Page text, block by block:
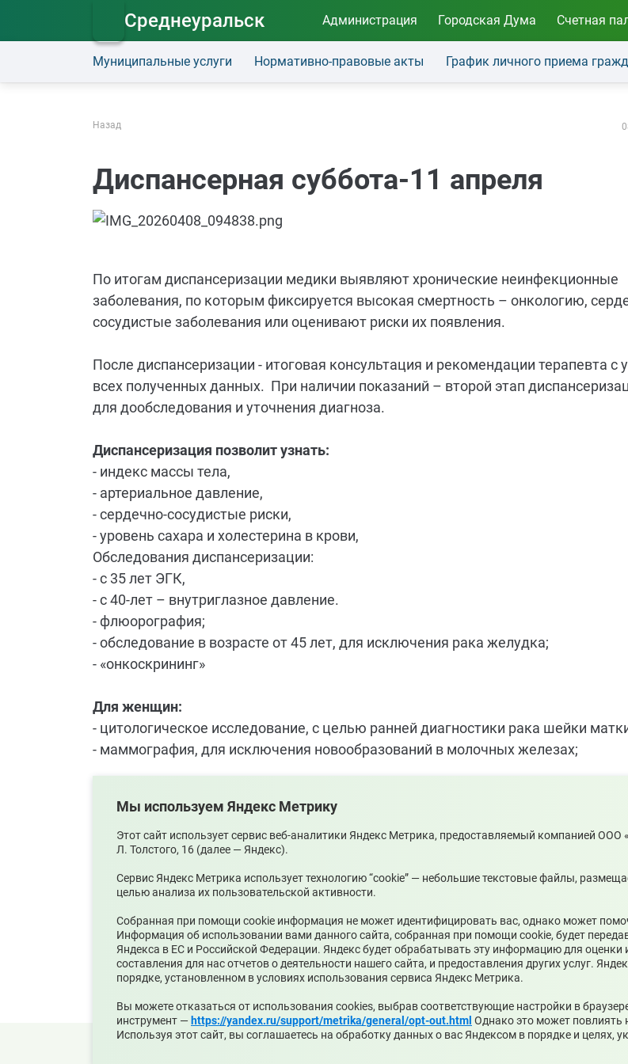
Среднеуральск Администрация Городская Дума Счетная
Муниципальные услуги Нормативно-правовые акты График личного приема
Назад
Диспансерная суббота-11 апреля
По итогам диспансеризации медики выявляют хронические неинфекционные
заболевания, по которым фиксируется высокая смертность – онкологию,
сосудистые заболевания или оценивают риски их появления.
После диспансеризации - итоговая консультация и рекомендации терапевта с
всех полученных данных. При наличии показаний – второй этап
для дообследования и уточнения диагноза.
Диспансеризация позволит узнать:
- индекс массы тела,
- артериальное давление,
- сердечно-сосудистые риски,
- уровень сахара и холестерина в крови,
Обследования диспансеризации:
- с 35 лет ЭГК,
- с 40-лет – внутриглазное давление.
- флюорография;
- обследование в возрасте от 45 лет, для исключения рака желудка;
- «онкоскрининг»
Для женщин:
- цитологическое исследование, с целью ранней диагностики рака шейки
- маммография, для исключения новообразований в молочных железах;
- исследования крови на определение уровня специфического антигена в
45, 50, 55, 60 и 64 лет, для исключения опухоли предстательной железы;
Для всех:
- исследование с целью ранней диагностики рака толстого кишечника;
Адрес поликлиники:Среднеуральск, ул Парижской Коммуны, 3А, тел: +7
Мы используем Яндекс Метрику
Этот сайт использует сервис веб-аналитики Яндекс Метрика, предоставляемый компанией
Л. Толстого, 16 (далее — Яндекс).
Сервис Яндекс Метрика использует технологию “cookie” — небольшие текстовые файлы,
целью анализа их пользовательской активности.
Собранная при помощи cookie информация не может идентифицировать вас, однако может
Информация об использовании вами данного сайта, собранная при помощи cookie, будет
Яндекса в ЕС и Российской Федерации. Яндекс будет обрабатывать эту информацию для оценки
составления для нас отчетов о деятельности нашего сайта, и предоставления других услуг.
порядке, установленном в условиях использования сервиса Яндекс Метрика.
Вы можете отказаться от использования cookies, выбрав соответствующие настройки в
инструмент — https://yandex.ru/support/metrika/general/opt-out.html Однако это может повлиять
Используя этот сайт, вы соглашаетесь на обработку данных о вас Яндексом в порядке и целях,